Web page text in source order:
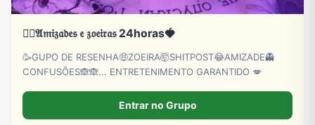
❤️‍🔥𝔄𝔪𝔦𝔷𝔞𝔡𝔢𝔰 𝔢 𝔷𝔬𝔢𝔦𝔯𝔞𝔰 24horas🍓
🥳GUPO DE RESENHA🤑ZOEIRA🤯SHITPOST😂AMIZADE👻
CONFUSÕES🙈🙈... ENTRETENIMENTO GARANTIDO 💋
Entrar no Grupo